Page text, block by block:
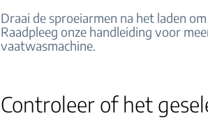
Draai de sproeiarmen na het laden
Raadpleeg onze handleiding voor
vaatwasmachine.
Controleer of het